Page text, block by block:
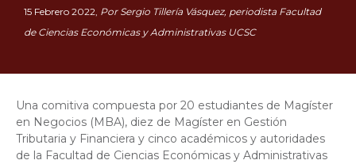
15 Febrero 2022, Por Sergio Tillería Vásquez, periodista Facultad
de Ciencias Económicas y Administrativas UCSC
Una comitiva compuesta por 20 estudiantes de Magíster
en Negocios (MBA), diez de Magíster en Gestión
Tributaria y Financiera y cinco académicos y autoridades
de la Facultad de Ciencias Económicas y Administrativas